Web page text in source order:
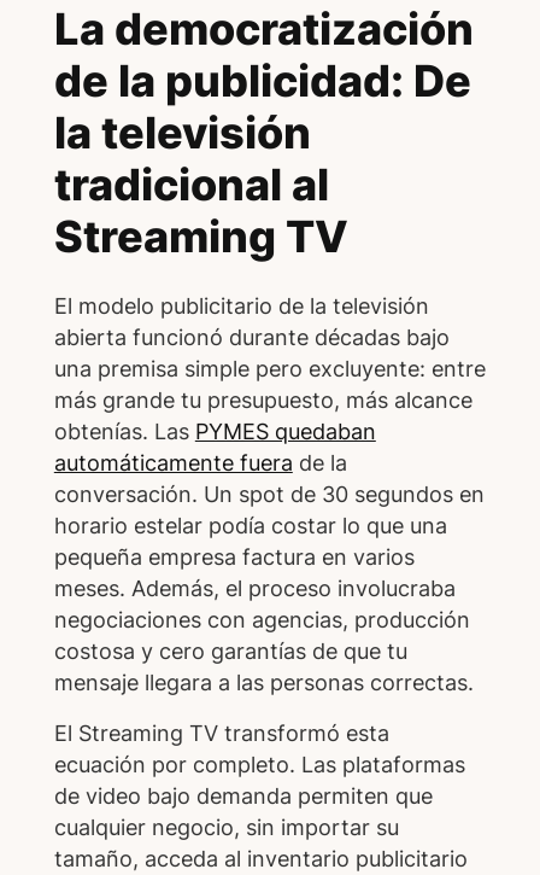
La democratización
de la publicidad: De
la televisión
tradicional al
Streaming TV
El modelo publicitario de la televisión
abierta funcionó durante décadas bajo
una premisa simple pero excluyente: entre
más grande tu presupuesto, más alcance
obtenías. Las PYMES quedaban
automáticamente fuera de la
conversación. Un spot de 30 segundos en
horario estelar podía costar lo que una
pequeña empresa factura en varios
meses. Además, el proceso involucraba
negociaciones con agencias, producción
costosa y cero garantías de que tu
mensaje llegara a las personas correctas.
El Streaming TV transformó esta
ecuación por completo. Las plataformas
de video bajo demanda permiten que
cualquier negocio, sin importar su
tamaño, acceda al inventario publicitario